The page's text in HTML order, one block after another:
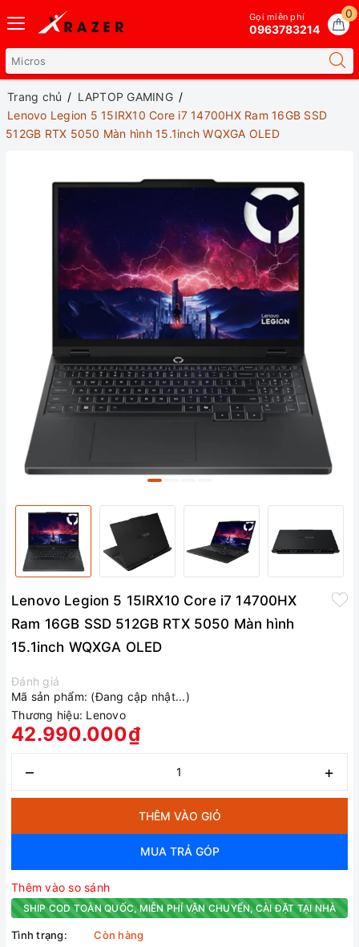
0
Gọi miễn phí
0963783214
Trang chủ
LAPTOP GAMING
Lenovo Legion 5 15IRX10 Core i7 14700HX Ram 16GB SSD
512GB RTX 5050 Màn hình 15.1inch WQXGA OLED
Lenovo Legion 5 15IRX10 Core i7 14700HX
Ram 16GB SSD 512GB RTX 5050 Màn hình
15.1inch WQXGA OLED
Đánh giá
Mã sản phẩm: (Đang cập nhật...)
Thương hiệu: Lenovo
42.990.000₫
– +
THÊM VÀO GIỎ
MUA TRẢ GÓP
Thêm vào so sánh
SHIP COD TOÀN QUỐC, MIỄN PHÍ VẬN CHUYỂN, CÀI ĐẶT TẠI NHÀ
Tình trạng: Còn hàng